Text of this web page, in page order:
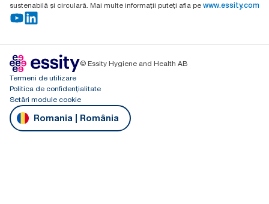
sustenabilă și circulară. Mai multe informații puteți afla pe www.essity.com
© Essity Hygiene and Health AB
Termeni de utilizare
Politica de confidențialitate
Setări module cookie
Romania | România